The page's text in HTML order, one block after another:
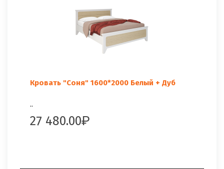
Кровать "Соня" 1600*2000 Белый + Дуб
..
27 480.00